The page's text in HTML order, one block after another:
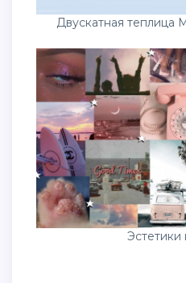
Двускатная теплица
Эстетики